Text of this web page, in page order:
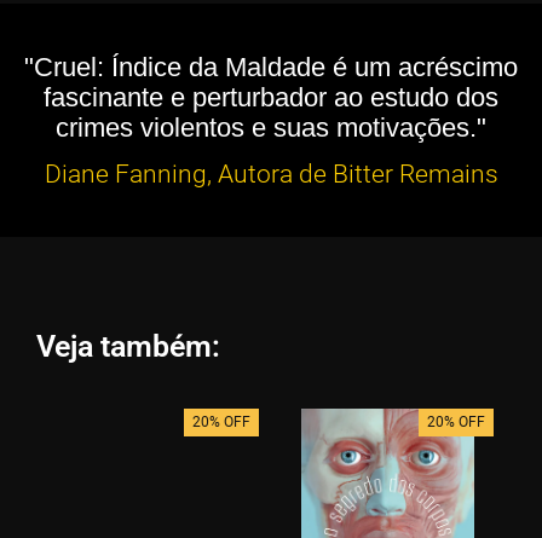
"Cruel: Índice da Maldade é um acréscimo
fascinante e perturbador ao estudo dos
crimes violentos e suas motivações."
Diane Fanning, Autora de Bitter Remains
Veja também:
20% OFF 20% OFF